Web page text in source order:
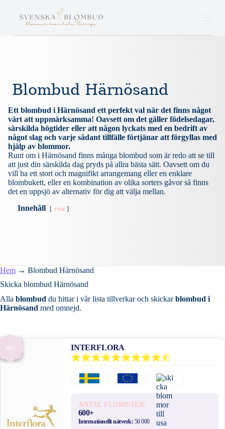
p
n
t
Blombud Härnösand
Ett blombud i Härnösand ett perfekt val när det finns något
värt att uppmärksamma! Oavsett om det gäller födelsedagar,
särskilda högtider eller att någon lyckats med en bedrift av
något slag och varje sådant tillfälle förtjänar att förgyllas med
hjälp av blommor.
Runt om i Härnösand finns många blombud som är redo att se till
att just din särskilda dag pryds på allra bästa sätt. Oavsett om du
vill ha ett stort och magnifikt arrangemang eller en enklare
blombukett, eller en kombination av olika sorters gåvor så finns
det en uppsjö av alternativ för dig att välja mellan.
Innehåll
visa
Hem → Blombud Härnösand
Skicka blombud Härnösand
Alla blombud du hittar i vår lista tillverkar och skickarblombud i
Härnösand med omnejd.
NR 1 INTERFLORA
ANTAL FLORISTER:
600+
Internationellt nätverk: 56 000